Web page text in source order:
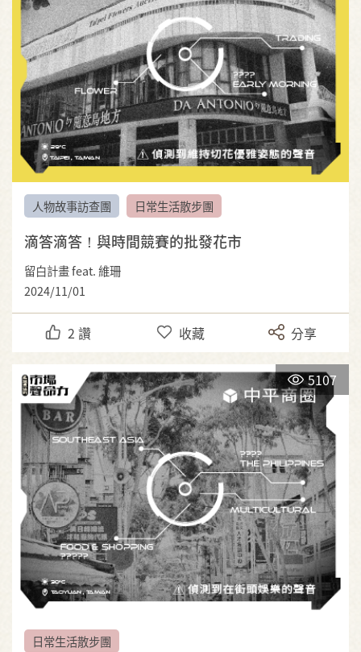
人物故事訪查團 日常生活散步團
滴答滴答！與時間競賽的批發花市
留白計畫 feat. 維珊
2024/11/01
2 讚 收藏 分享
5107
日常生活散步團